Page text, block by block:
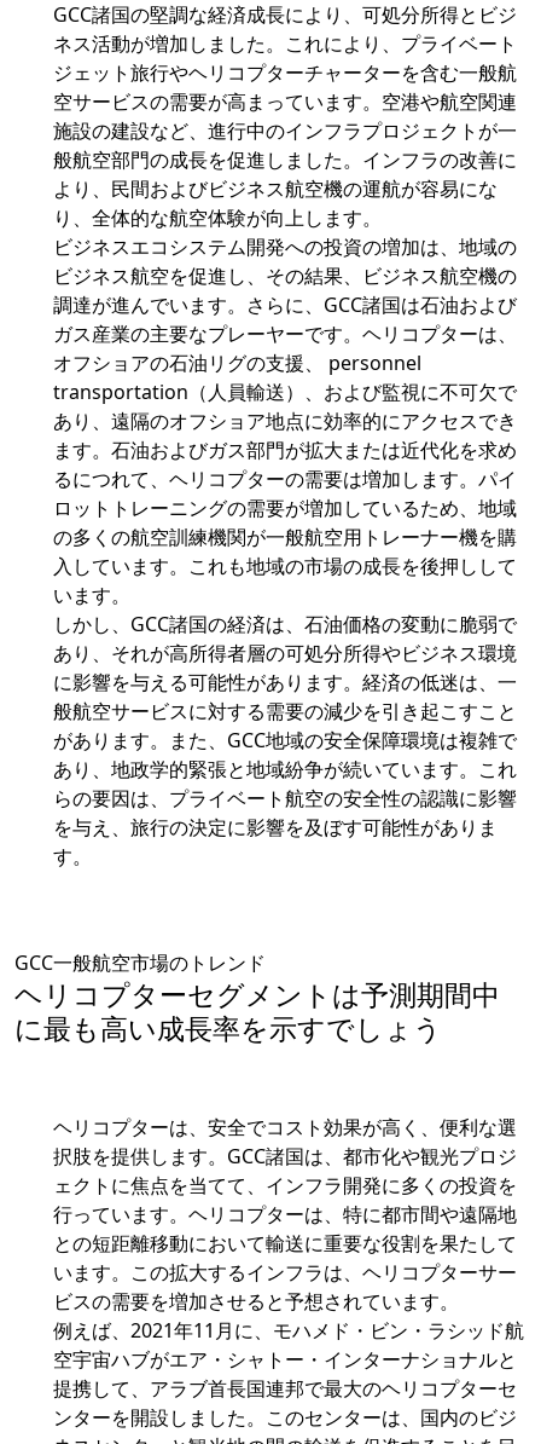
GCC諸国の堅調な経済成長により、可処分所得とビジ
ネス活動が増加しました。これにより、プライベート
ジェット旅行やヘリコプターチャーターを含む一般航
空サービスの需要が高まっています。空港や航空関連
施設の建設など、進行中のインフラプロジェクトが一
般航空部門の成長を促進しました。インフラの改善に
より、民間およびビジネス航空機の運航が容易にな
り、全体的な航空体験が向上します。
ビジネスエコシステム開発への投資の増加は、地域の
ビジネス航空を促進し、その結果、ビジネス航空機の
調達が進んでいます。さらに、GCC諸国は石油および
ガス産業の主要なプレーヤーです。ヘリコプターは、
オフショアの石油リグの支援、 personnel
transportation（人員輸送）、および監視に不可欠で
あり、遠隔のオフショア地点に効率的にアクセスでき
ます。石油およびガス部門が拡大または近代化を求め
るにつれて、ヘリコプターの需要は増加します。パイ
ロットトレーニングの需要が増加しているため、地域
の多くの航空訓練機関が一般航空用トレーナー機を購
入しています。これも地域の市場の成長を後押しして
います。
しかし、GCC諸国の経済は、石油価格の変動に脆弱で
あり、それが高所得者層の可処分所得やビジネス環境
に影響を与える可能性があります。経済の低迷は、一
般航空サービスに対する需要の減少を引き起こすこと
があります。また、GCC地域の安全保障環境は複雑で
あり、地政学的緊張と地域紛争が続いています。これ
らの要因は、プライベート航空の安全性の認識に影響
を与え、旅行の決定に影響を及ぼす可能性がありま
す。
GCC一般航空市場のトレンド
ヘリコプターセグメントは予測期間中
に最も高い成長率を示すでしょう
ヘリコプターは、安全でコスト効果が高く、便利な選
択肢を提供します。GCC諸国は、都市化や観光プロジ
ェクトに焦点を当てて、インフラ開発に多くの投資を
行っています。ヘリコプターは、特に都市間や遠隔地
との短距離移動において輸送に重要な役割を果たして
います。この拡大するインフラは、ヘリコプターサー
ビスの需要を増加させると予想されています。
例えば、2021年11月に、モハメド・ビン・ラシッド航
空宇宙ハブがエア・シャトー・インターナショナルと
提携して、アラブ首長国連邦で最大のヘリコプターセ
ンターを開設しました。このセンターは、国内のビジ